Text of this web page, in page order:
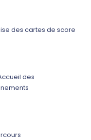
des cartes de score
des